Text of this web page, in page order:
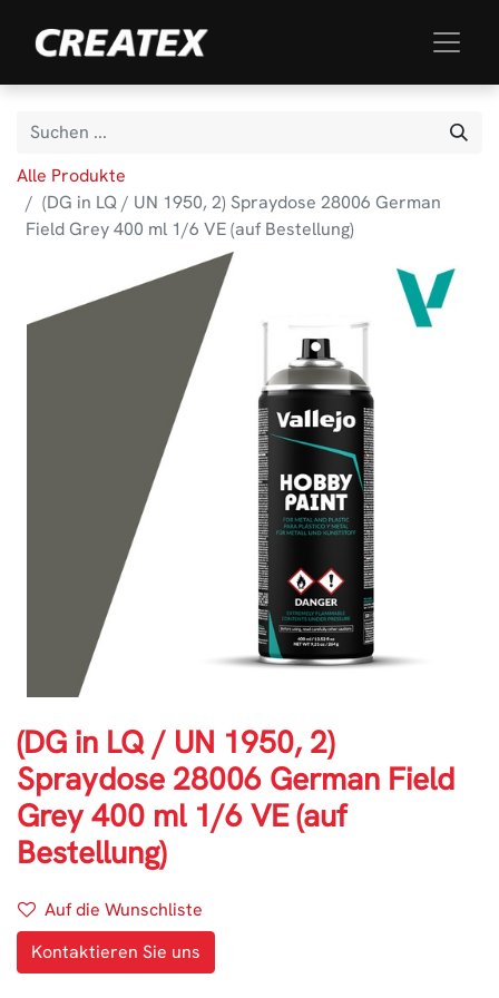
Alle Produkte
(DG in LQ / UN 1950, 2) Spraydose 28006 German
Field Grey 400 ml 1/6 VE (auf Bestellung)
(DG in LQ / UN 1950, 2)
Spraydose 28006 German Field
Grey 400 ml 1/6 VE (auf
Bestellung)
Auf die Wunschliste
Kontaktieren Sie uns